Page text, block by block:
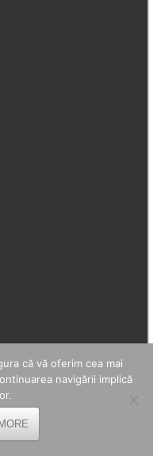
că vă oferim cea mai
navigării implică